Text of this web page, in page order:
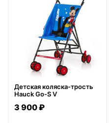
Детская коляска-трость
Hauck Go-S V
3 900 ₽